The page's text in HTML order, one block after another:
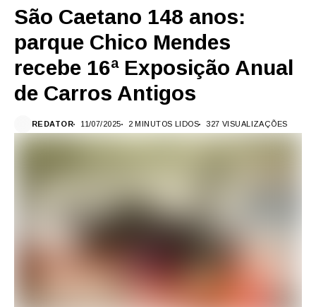
São Caetano 148 anos:
parque Chico Mendes
recebe 16ª Exposição Anual
de Carros Antigos
REDATOR 11/07/2025 2 MINUTOS LIDOS 327 VISUALIZAÇÕES